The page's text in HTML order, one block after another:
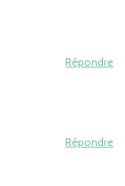
Répondre
Répondre